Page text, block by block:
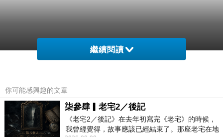
繼續閱讀
你可能感興趣的文章
柒參肆▎老宅2／後記
《老宅2／後記》在去年初寫完《老宅》的時候，
我曾經覺得，故事應該已經結束了。那座老宅在地